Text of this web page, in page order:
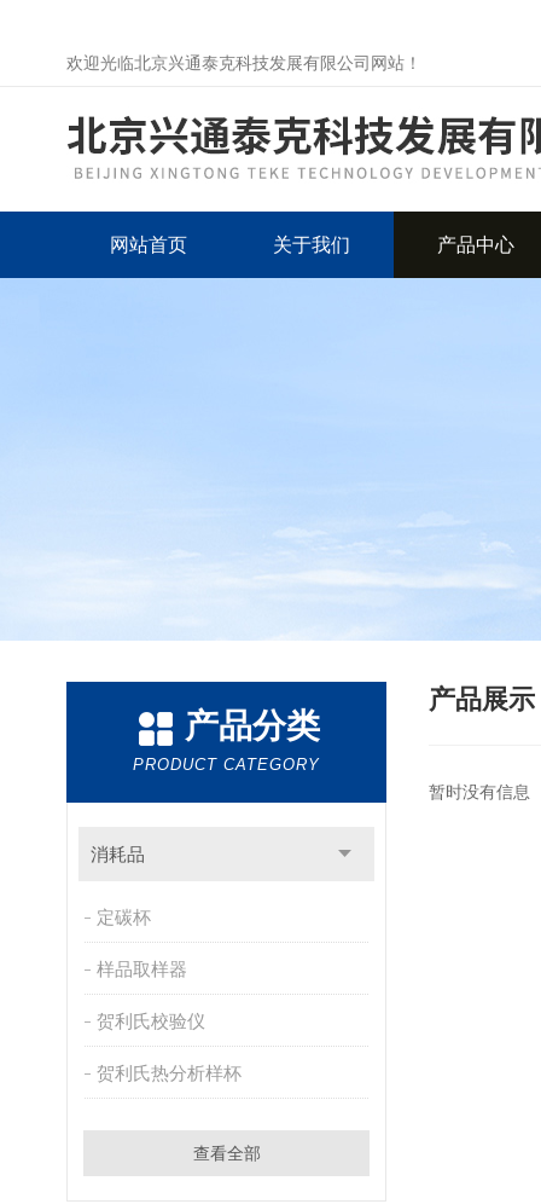
欢迎光临北京兴通泰克科技发展有限公司网站！
网站首页 关于我们 产品中心
产品分类
PRODUCT CATEGORY
消耗品
定碳杯
样品取样器
贺利氏校验仪
贺利氏热分析样杯
查看全部
产品展示
暂时没有信息